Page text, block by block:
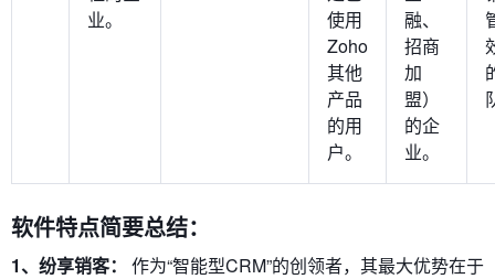
业。
使用
Zoho
其他
产品
的用
户。
融、
招商
加
盟）
的企
业。
软件特点简要总结：
1、纷享销客：
作为“智能型CRM”的创领者，其最大优势在于